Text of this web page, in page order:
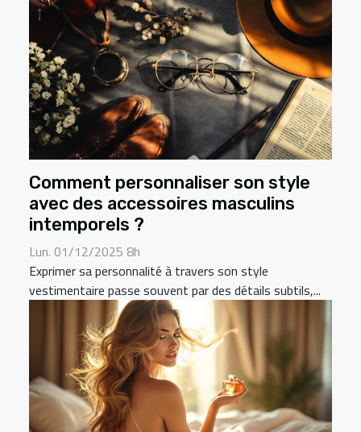
Comment personnaliser son style
avec des accessoires masculins
intemporels ?
Lun. 01/12/2025 8h
Exprimer sa personnalité à travers son style
vestimentaire passe souvent par des détails subtils,...